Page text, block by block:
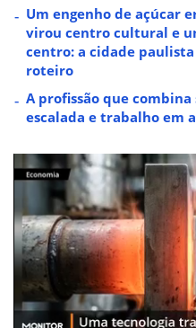
Um engenho de açúcar
virou centro cultural e
centro: a cidade
roteiro
A profissão que
escalada e trabalho em